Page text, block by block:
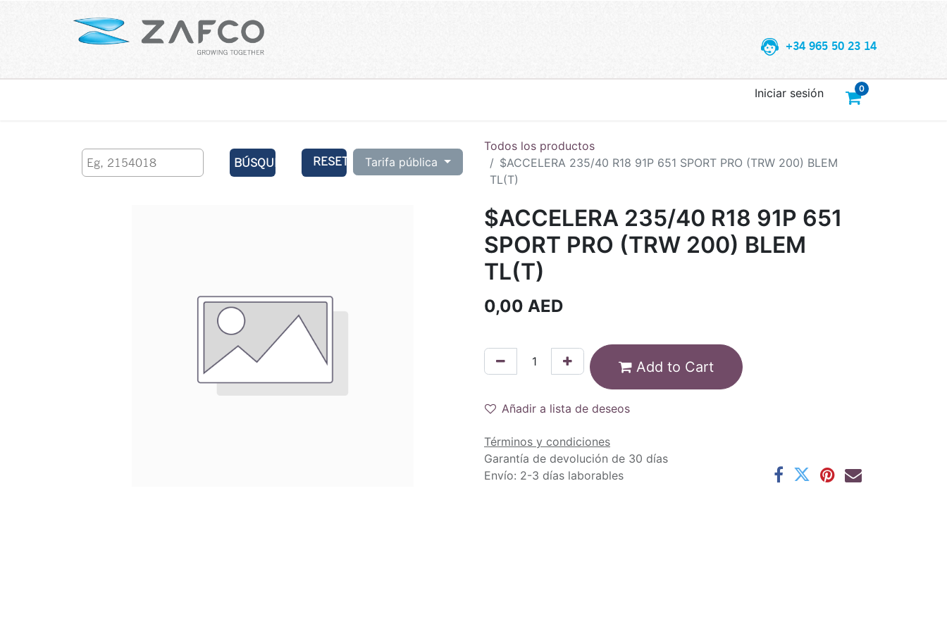
+34 965 50 23 14
0
Iniciar sesión
BÚSQUEDA RESET Tarifa pública
Todos los productos
$ACCELERA 235/40 R18 91P 651 SPORT PRO (TRW 200) BLEM
TL(T)
$ACCELERA 235/40 R18 91P 651
SPORT PRO (TRW 200) BLEM
TL(T)
0,00 AED
Add to Cart
Añadir a lista de deseos
Términos y condiciones
Garantía de devolución de 30 días
Envío: 2-3 días laborables